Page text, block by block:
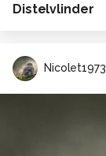
Distelvlinder
Nicolet1973